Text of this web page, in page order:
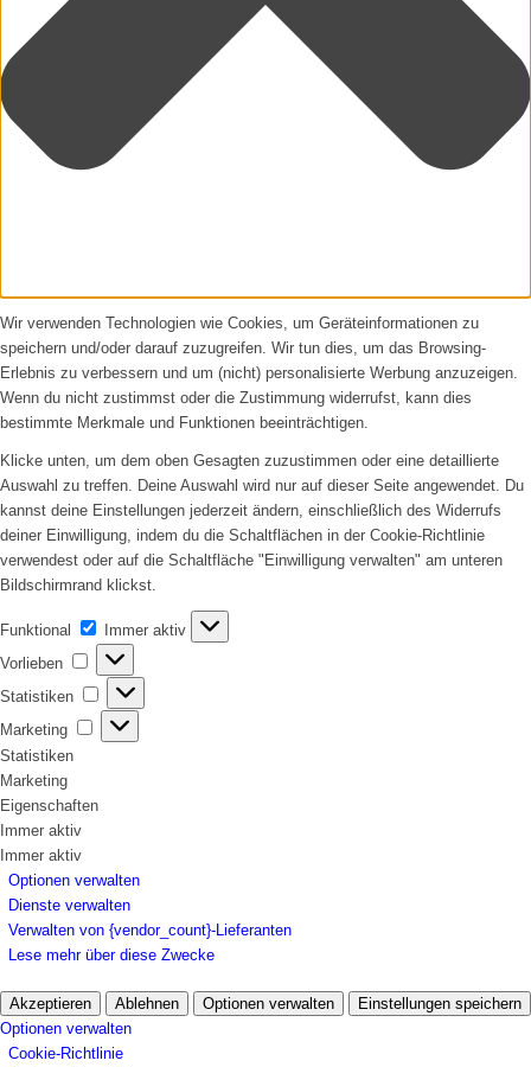
Wir verwenden Technologien wie Cookies, um Geräteinformationen zu
speichern und/oder darauf zuzugreifen. Wir tun dies, um das Browsing-
Erlebnis zu verbessern und um (nicht) personalisierte Werbung anzuzeigen.
Wenn du nicht zustimmst oder die Zustimmung widerrufst, kann dies
bestimmte Merkmale und Funktionen beeinträchtigen.
Klicke unten, um dem oben Gesagten zuzustimmen oder eine detaillierte
Auswahl zu treffen. Deine Auswahl wird nur auf dieser Seite angewendet. Du
kannst deine Einstellungen jederzeit ändern, einschließlich des Widerrufs
deiner Einwilligung, indem du die Schaltflächen in der Cookie-Richtlinie
verwendest oder auf die Schaltfläche "Einwilligung verwalten" am unteren
Bildschirmrand klickst.
Funktional Funktional
Immer aktiv
Vorlieben
Vorlieben
Statistiken Statistiken
Marketing
Marketing
Statistiken
Marketing
Eigenschaften
Immer aktiv
Immer aktiv
Optionen verwalten
Dienste verwalten
Verwalten von {vendor_count}-Lieferanten
Lese mehr über diese Zwecke
Akzeptieren Ablehnen Optionen verwalten
Einstellungen speichern
Optionen verwalten
Cookie-Richtlinie